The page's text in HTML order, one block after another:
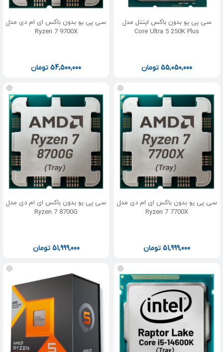
سی پی یو بدون باکس اینتل مدل
Core Ultra 5 250K Plus
55,050,000تومان
سی پی یو بدون باکس ای ام دی مدل
Ryzen 7 9700X
54,500,000تومان
سی پی یو بدون باکس ای ام دی مدل
Ryzen 7 7700X
51,999,000تومان
سی پی یو بدون باکس ای ام دی مدل
Ryzen 7 8700G
51,999,000 تومان